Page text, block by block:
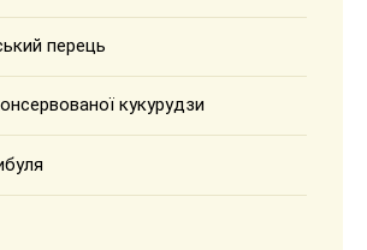
перець
кукурудзи